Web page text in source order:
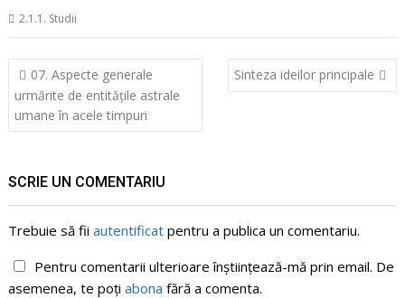
2.1.1. Studii
Navigare
în
articole
07. Aspecte generale
urmărite de entitățile astrale
umane în acele timpuri
Sinteza ideilor principale
SCRIE UN COMENTARIU
Trebuie să fiiautentificat pentru a publica un comentariu.
Pentru comentarii ulterioare înștiințează-mă prin email. De
asemenea, te poțiabona fără a comenta.